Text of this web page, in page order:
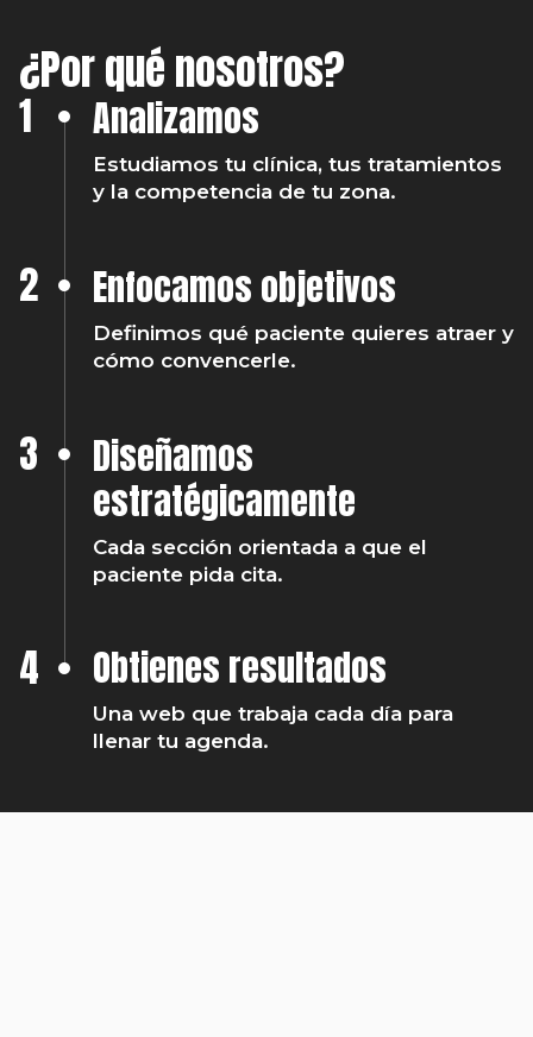
¿Por qué nosotros?
1 Analizamos
Estudiamos tu clínica, tus tratamientos
y la competencia de tu zona.
2 Enfocamos objetivos
Definimos qué paciente quieres atraer y
cómo convencerle.
3
Diseñamos
estratégicamente
Cada sección orientada a que el
paciente pida cita.
4 Obtienes resultados
Una web que trabaja cada día para
llenar tu agenda.